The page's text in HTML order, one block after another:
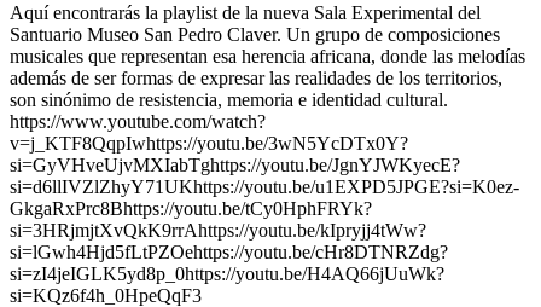
Aquí encontrarás la playlist de la nueva Sala Experimental del
Santuario Museo San Pedro Claver. Un grupo de composiciones
musicales que representan esa herencia africana, donde las melodías
además de ser formas de expresar las realidades de los territorios,
son sinónimo de resistencia, memoria e identidad cultural.
https://www.youtube.com/watch?
v=j_KTF8QqpIwhttps://youtu.be/3wN5YcDTx0Y?
si=GyVHveUjvMXIabTghttps://youtu.be/JgnYJWKyecE?
si=d6llIVZlZhyY71UKhttps://youtu.be/u1EXPD5JPGE?si=K0ez-
GkgaRxPrc8Bhttps://youtu.be/tCy0HphFRYk?
si=3HRjmjtXvQkK9rrAhttps://youtu.be/kIpryjj4tWw?
si=lGwh4Hjd5fLtPZOehttps://youtu.be/cHr8DTNRZdg?
si=zI4jeIGLK5yd8p_0https://youtu.be/H4AQ66jUuWk?
si=KQz6f4h_0HpeQqF3